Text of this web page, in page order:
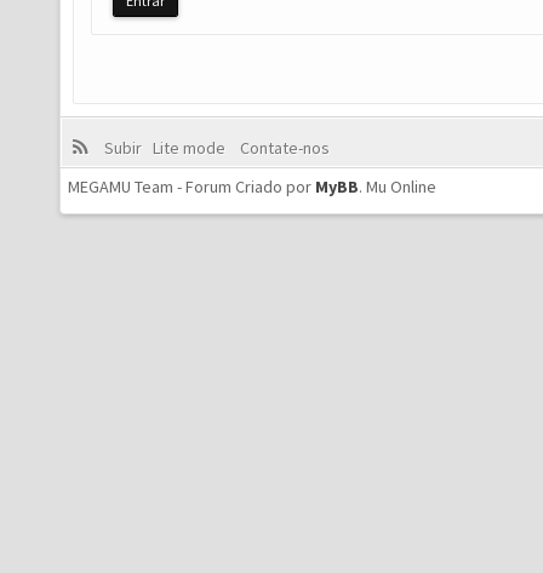
Subir Lite mode
Contate-nos
MEGAMU Team - Forum Criado por MyBB. Mu Online